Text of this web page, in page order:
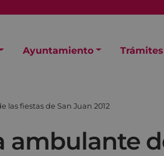
Ayuntamiento
las fiestas de San Juan 2012
ambulante